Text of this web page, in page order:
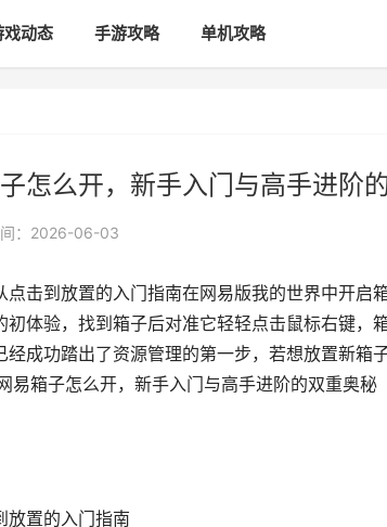
戏动态 手游攻略 单机攻略
怎么开，新手入门与高手进阶
：2026-06-03
点击到放置的入门指南在网易版我的世界中开启
初体验，找到箱子后对准它轻轻点击鼠标右键，
经成功踏出了资源管理的第一步，若想放置新箱
易箱子怎么开，新手入门与高手进阶的双重奥秘
放置的入门指南